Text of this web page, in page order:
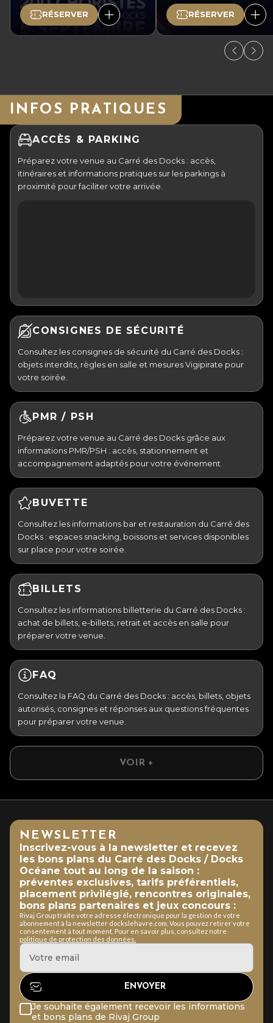
RÉSERVER RÉSERVER
INFOS PRATIQUES
ACCÈS & PARKING
Préparez votre venue au Carré des Docks : accès,
itinéraires et informations pratiques sur les parkings à
proximité pour faciliter votre arrivée.
CONSIGNES DE SÉCURITÉ
Consultez les consignes de sécurité du Carré des Docks :
objets interdits, règles en salle et mesures Vigipirate pour
votre soirée.
PMR / PSH
Préparez votre venue au Carré des Docks grâce aux
informations PMR/PSH : accès, stationnement et
accompagnement adaptés pour votre événement.
BUVETTE
Consultez les informations bar et restauration du Carré des
Docks : espaces snacking, boissons et services disponibles
sur place pour votre soirée.
BILLETS
Consultez les informations billetterie du Carré des Docks :
achat de billets, e-billets, retrait et accès en salle pour
préparer votre venue.
FAQ
Consultez la FAQ du Carré des Docks : accès, billets, objets
autorisés, consignes et réponses aux questions fréquentes
pour préparer votre venue.
VOIR +
NEWSLETTER
Inscrivez-vous à la newsletter et recevez
les bons plans du Carré des Docks / Docks
Océane tout au long de la saison :
préventes exclusives, tarifs préférentiels,
placement privilégié, rencontres originales,
bons plans partenaires et jeux concours :
Rivaj Group traite votre adresse électronique pour la gestion de votre
abonnement à la newsletter dockslehavre.com. Vous pouvez retirer votre
consentement à tout moment. Pour en savoir plus, consultez notre
politique de protection des données.
Je souhaite également recevoir les informations
et bons plans de Rivaj Group